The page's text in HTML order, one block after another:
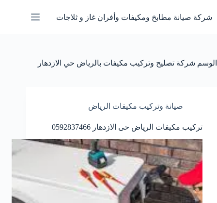
إلى
المحتوى
شركة صيانة مطابخ ومكيفات وأفران غاز و ثلاجات
الوسم شركة تصليح وتركيب مكيفات بالرياض حي الازدهار
صيانة وتركيب مكيفات الرياض
تركيب مكيفات الرياض حى الازدهار 0592837466